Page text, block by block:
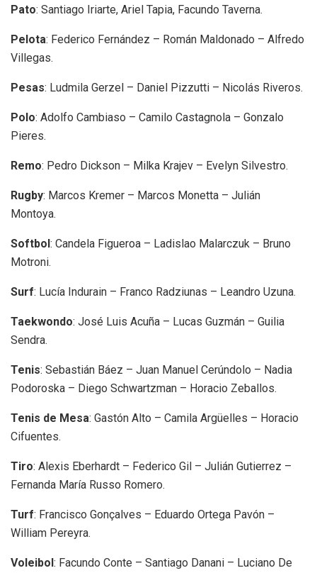
Pato: Santiago Iriarte, Ariel Tapia, Facundo Taverna.
Pelota: Federico Fernández – Román Maldonado – Alfredo
Villegas.
Pesas: Ludmila Gerzel – Daniel Pizzutti – Nicolás Riveros.
Polo: Adolfo Cambiaso – Camilo Castagnola – Gonzalo
Pieres.
Remo: Pedro Dickson – Milka Krajev – Evelyn Silvestro.
Rugby: Marcos Kremer – Marcos Monetta – Julián
Montoya.
Softbol: Candela Figueroa – Ladislao Malarczuk – Bruno
Motroni.
Surf: Lucía Indurain – Franco Radziunas – Leandro Uzuna.
Taekwondo: José Luis Acuña – Lucas Guzmán – Guilia
Sendra.
Tenis: Sebastián Báez – Juan Manuel Cerúndolo – Nadia
Podoroska – Diego Schwartzman – Horacio Zeballos.
Tenis de Mesa: Gastón Alto – Camila Argüelles – Horacio
Cifuentes.
Tiro: Alexis Eberhardt – Federico Gil – Julián Gutierrez –
Fernanda María Russo Romero.
Turf: Francisco Gonçalves – Eduardo Ortega Pavón –
William Pereyra.
Voleibol: Facundo Conte – Santiago Danani – Luciano De